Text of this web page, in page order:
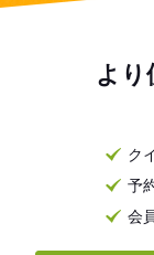
より
ク
予
会